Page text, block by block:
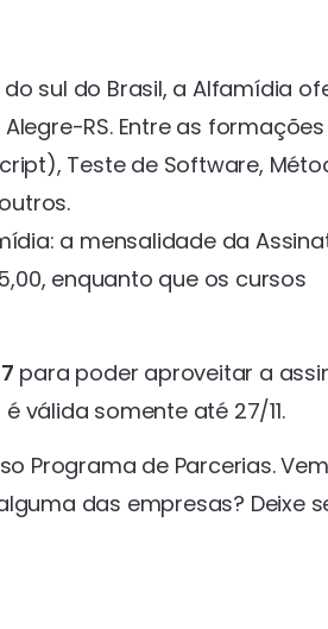
sul do Brasil, a Alfamídia
RS. Entre as formações
Teste de Software,
a mensalidade da
enquanto que os cursos
para poder aproveitar a
válida somente até 27/11.
Programa de Parcerias.
das empresas? Deixe